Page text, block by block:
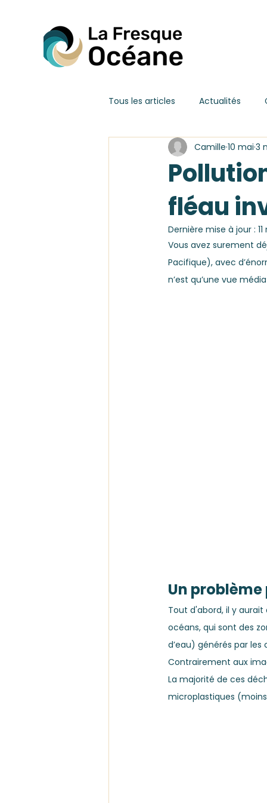
Tous les articles Actualités
fléau
Camille 10 mai 3
Dernière mise à jour :
Vous avez surement
Pacifique), avec
n’est qu’une vue
Un
Tout d'abord, il y
océans, qui sont des
d’eau) générés par les
Contrairement aux
La majorité de ces
microplastiques